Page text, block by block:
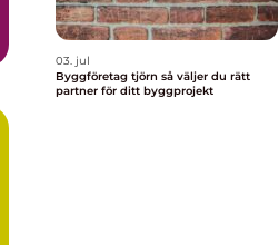
03. jul
Byggföretag tjörn så väljer du rätt
partner för ditt byggprojekt